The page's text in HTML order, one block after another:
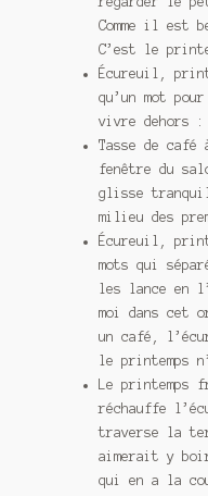
Comme il est
C’est le
Écureuil,
qu’un mot
vivre dehors :
Tasse de
fenêtre du
glisse
milieu des
Écureuil,
mots qui
les lance en
moi dans cet
un café,
le printemps
Le printemps
réchauffe
traverse la
aimerait y
qui en a la